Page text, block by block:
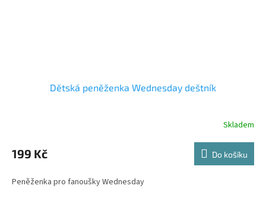
Dětská peněženka Wednesday deštník
Skladem
199 Kč Do košíku
Peněženka pro fanoušky Wednesday